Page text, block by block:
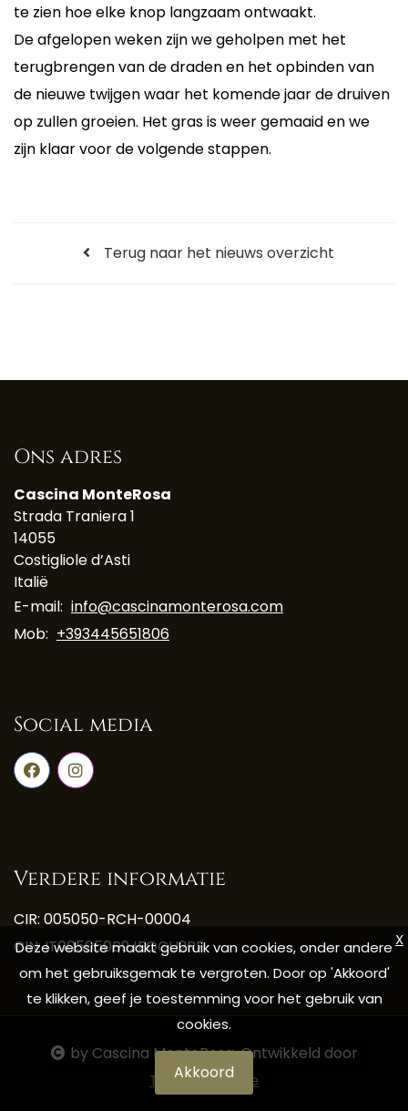
te zien hoe elke knop langzaam ontwaakt.
De afgelopen weken zijn we geholpen met het
terugbrengen van de draden en het opbinden van
de nieuwe twijgen waar het komende jaar de druiven
op zullen groeien. Het gras is weer gemaaid en we
zijn klaar voor de volgende stappen.
Terug naar het nieuws overzicht
Ons adres
Cascina MonteRosa
Strada Traniera 1
14055
Costigliole d’Asti
Italië
E-mail: info@cascinamonterosa.com
Mob: +393445651806
Social media
Verdere informatie
CIR: 005050-RCH-00004
CIN: IT005050B9JEQCU2RF
by Cascina MonteRosa. Ontwikkeld door
Tijdvooreensite
Deze website maakt gebruik van cookies, onder andere
om het gebruiksgemak te vergroten. Door op 'Akkoord'
te klikken, geef je toestemming voor het gebruik van
cookies.
Akkoord
X